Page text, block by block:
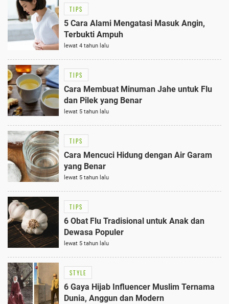
TIPS
5 Cara Alami Mengatasi Masuk Angin,
Terbukti Ampuh
lewat 4 tahun lalu
TIPS
Cara Membuat Minuman Jahe untuk Flu
dan Pilek yang Benar
lewat 5 tahun lalu
TIPS
Cara Mencuci Hidung dengan Air Garam
yang Benar
lewat 5 tahun lalu
TIPS
6 Obat Flu Tradisional untuk Anak dan
Dewasa Populer
lewat 5 tahun lalu
STYLE
6 Gaya Hijab Influencer Muslim Ternama
Dunia, Anggun dan Modern